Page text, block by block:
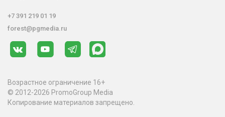
+7 391 219 01 19
forest@pgmedia.ru
Возрастное ограничение 16+
© 2012-2026 PromoGroup Media
Копирование материалов запрещено.